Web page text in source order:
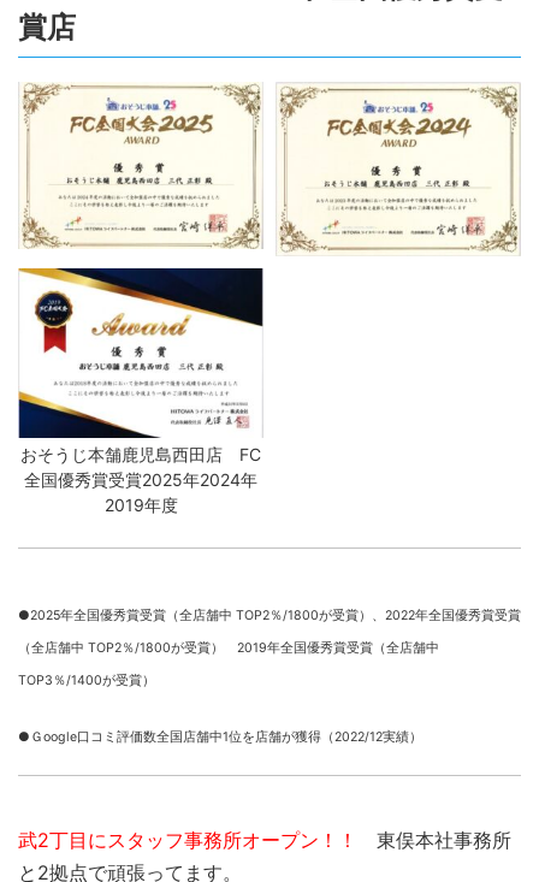
賞店
おそうじ本舗鹿児島西田店 FC
全国優秀賞受賞2025年2024年
2019年度
●2025年全国優秀賞受賞（全店舗中 TOP2％/1800が受賞）、 2022年全国優秀賞受賞
（全店舗中 TOP2％/1800が受賞） 2019年全国優秀賞受賞（全店舗中
TOP3％/1400が受賞）
●Ｇoogle口コミ評価数全国店舗中1位を店舗が獲得（2022/12実績）
武2丁目にスタッフ事務所オープン！！
東俣本社事務所
と2拠点で頑張ってます。